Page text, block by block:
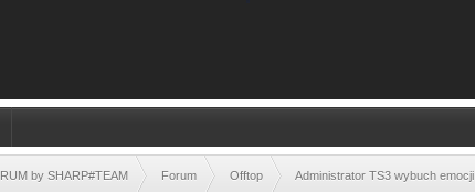
by SHARP#TEAM Forum Offtop Administrator TS3 wybuch emocji